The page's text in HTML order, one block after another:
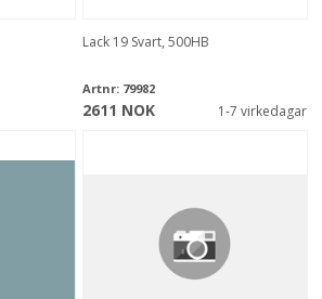
Lack 19 Svart, 500HB
Artnr: 79982
2611 NOK 1-7 virkedagar